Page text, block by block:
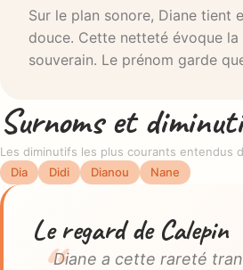
Sur le plan sonore, Diane tient
douce. Cette netteté évoque
souverain. Le prénom garde
Surnoms et
Les diminutifs les plus courants entendus
Dia
Didi Dianou Nane
Le regard de Calepin
Diane a cette rareté